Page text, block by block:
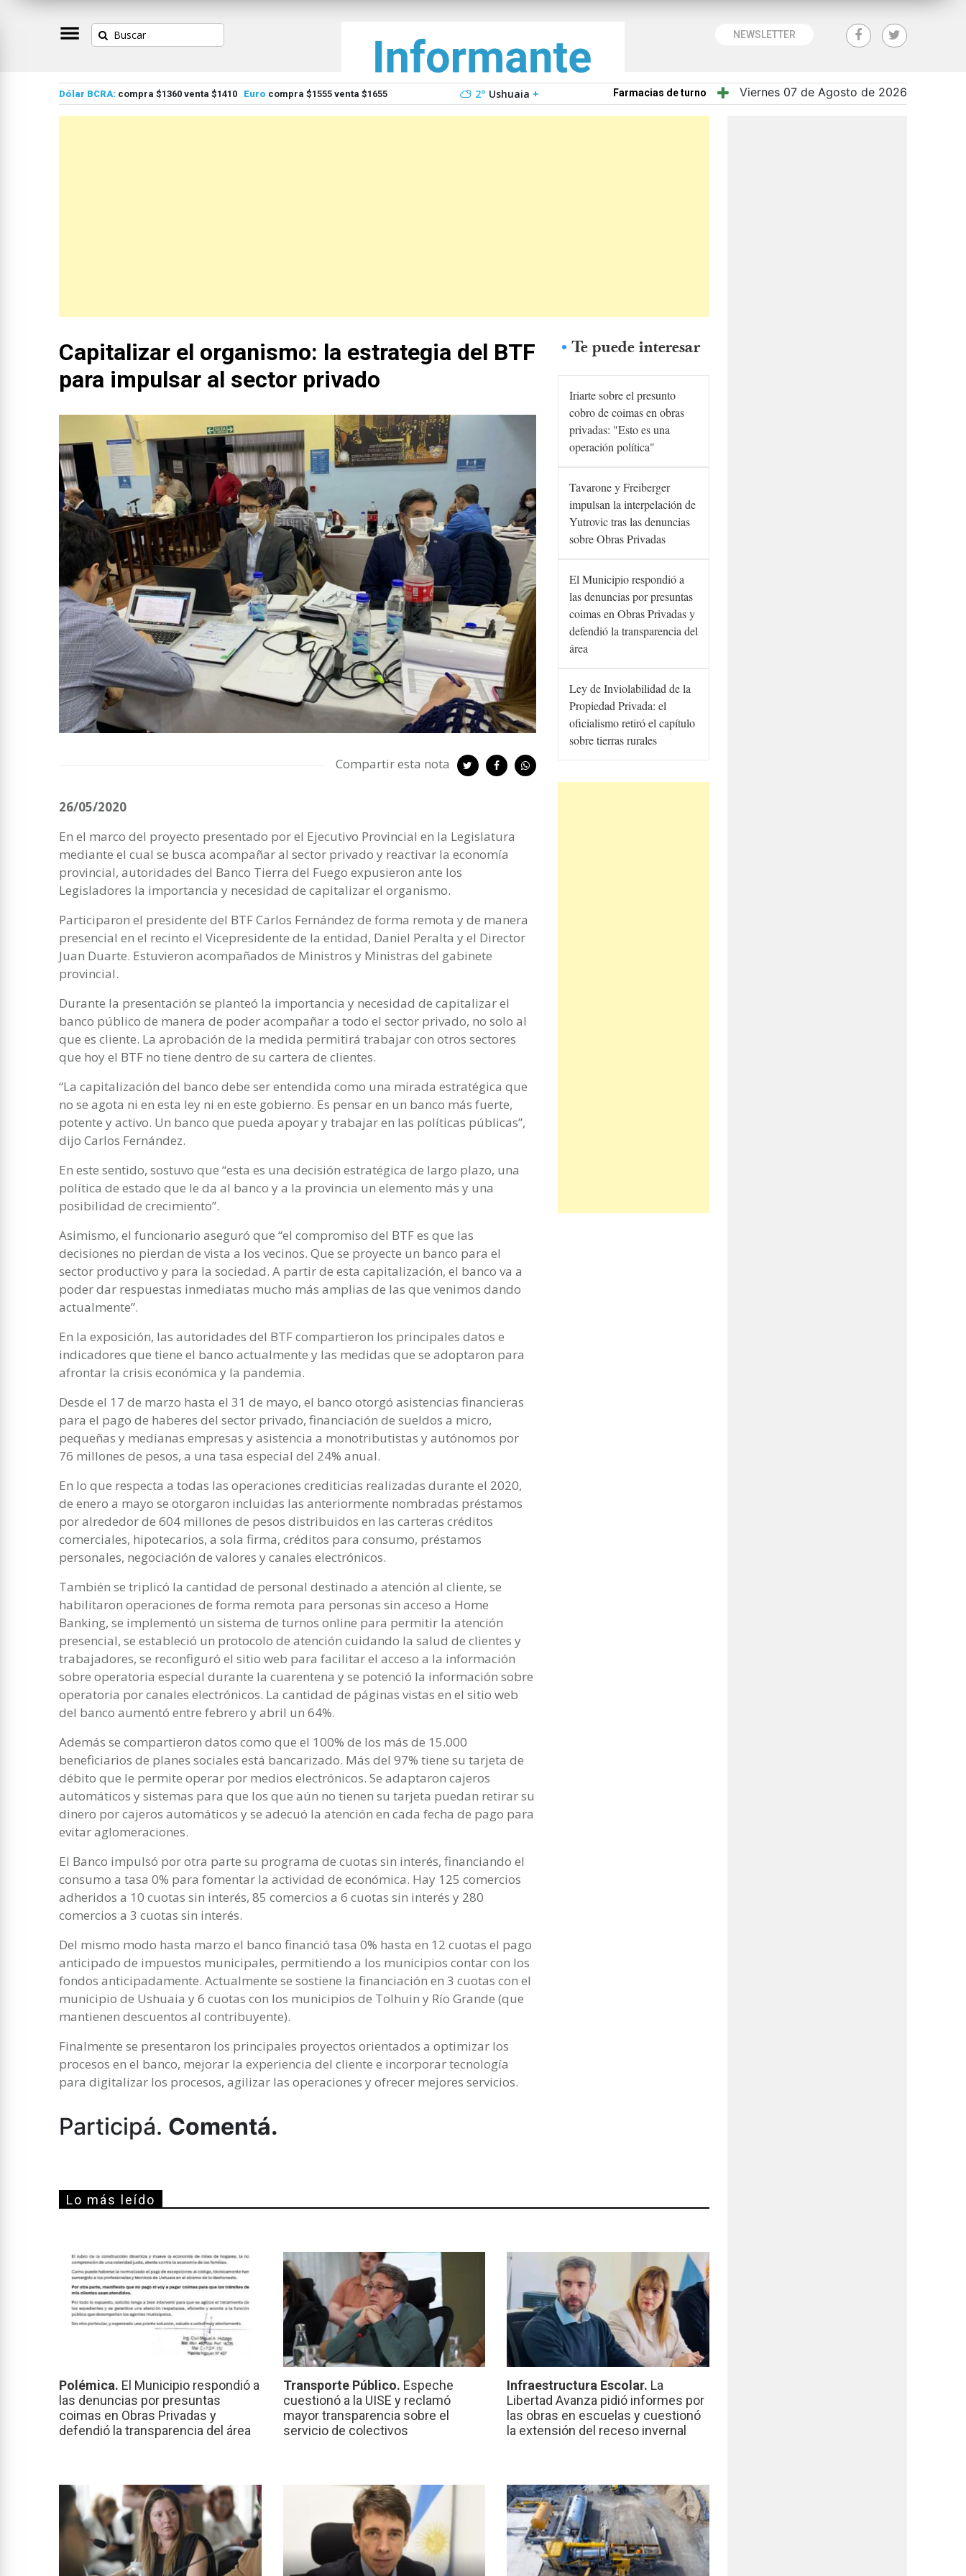
NEWSLETTER
Dólar BCRA: compra $1360 venta $1410 Euro compra $1555 venta $1655 2° Ushuaia + Farmacias de turno Viernes 07 de Agosto de 2026
Capitalizar el organismo: la estrategia del BTF
para impulsar al sector privado
Compartir esta nota
26/05/2020
En el marco del proyecto presentado por el Ejecutivo Provincial en la Legislatura
mediante el cual se busca acompañar al sector privado y reactivar la economía
provincial, autoridades del Banco Tierra del Fuego expusieron ante los
Legisladores la importancia y necesidad de capitalizar el organismo.
Participaron el presidente del BTF Carlos Fernández de forma remota y de manera
presencial en el recinto el Vicepresidente de la entidad, Daniel Peralta y el Director
Juan Duarte. Estuvieron acompañados de Ministros y Ministras del gabinete
provincial.
Durante la presentación se planteó la importancia y necesidad de capitalizar el
banco público de manera de poder acompañar a todo el sector privado, no solo al
que es cliente. La aprobación de la medida permitirá trabajar con otros sectores
que hoy el BTF no tiene dentro de su cartera de clientes.
“La capitalización del banco debe ser entendida como una mirada estratégica que
no se agota ni en esta ley ni en este gobierno. Es pensar en un banco más fuerte,
potente y activo. Un banco que pueda apoyar y trabajar en las políticas públicas”,
dijo Carlos Fernández.
En este sentido, sostuvo que “esta es una decisión estratégica de largo plazo, una
política de estado que le da al banco y a la provincia un elemento más y una
posibilidad de crecimiento”.
Asimismo, el funcionario aseguró que “el compromiso del BTF es que las
decisiones no pierdan de vista a los vecinos. Que se proyecte un banco para el
sector productivo y para la sociedad. A partir de esta capitalización, el banco va a
poder dar respuestas inmediatas mucho más amplias de las que venimos dando
actualmente”.
En la exposición, las autoridades del BTF compartieron los principales datos e
indicadores que tiene el banco actualmente y las medidas que se adoptaron para
afrontar la crisis económica y la pandemia.
Desde el 17 de marzo hasta el 31 de mayo, el banco otorgó asistencias financieras
para el pago de haberes del sector privado, financiación de sueldos a micro,
pequeñas y medianas empresas y asistencia a monotributistas y autónomos por
76 millones de pesos, a una tasa especial del 24% anual.
En lo que respecta a todas las operaciones crediticias realizadas durante el 2020,
de enero a mayo se otorgaron incluidas las anteriormente nombradas préstamos
por alrededor de 604 millones de pesos distribuidos en las carteras créditos
comerciales, hipotecarios, a sola firma, créditos para consumo, préstamos
personales, negociación de valores y canales electrónicos.
También se triplicó la cantidad de personal destinado a atención al cliente, se
habilitaron operaciones de forma remota para personas sin acceso a Home
Banking, se implementó un sistema de turnos online para permitir la atención
presencial, se estableció un protocolo de atención cuidando la salud de clientes y
trabajadores, se reconfiguró el sitio web para facilitar el acceso a la información
sobre operatoria especial durante la cuarentena y se potenció la información sobre
operatoria por canales electrónicos. La cantidad de páginas vistas en el sitio web
del banco aumentó entre febrero y abril un 64%.
Además se compartieron datos como que el 100% de los más de 15.000
beneficiarios de planes sociales está bancarizado. Más del 97% tiene su tarjeta de
débito que le permite operar por medios electrónicos. Se adaptaron cajeros
automáticos y sistemas para que los que aún no tienen su tarjeta puedan retirar su
dinero por cajeros automáticos y se adecuó la atención en cada fecha de pago para
evitar aglomeraciones.
El Banco impulsó por otra parte su programa de cuotas sin interés, financiando el
consumo a tasa 0% para fomentar la actividad de económica. Hay 125 comercios
adheridos a 10 cuotas sin interés, 85 comercios a 6 cuotas sin interés y 280
comercios a 3 cuotas sin interés.
Del mismo modo hasta marzo el banco financió tasa 0% hasta en 12 cuotas el pago
anticipado de impuestos municipales, permitiendo a los municipios contar con los
fondos anticipadamente. Actualmente se sostiene la financiación en 3 cuotas con el
municipio de Ushuaia y 6 cuotas con los municipios de Tolhuin y Río Grande (que
mantienen descuentos al contribuyente).
Finalmente se presentaron los principales proyectos orientados a optimizar los
procesos en el banco, mejorar la experiencia del cliente e incorporar tecnología
para digitalizar los procesos, agilizar las operaciones y ofrecer mejores servicios.
Te puede interesar
Iriarte sobre el presunto
cobro de coimas en obras
privadas: "Esto es una
operación política"
Tavarone y Freiberger
impulsan la interpelación de
Yutrovic tras las denuncias
sobre Obras Privadas
El Municipio respondió a
las denuncias por presuntas
coimas en Obras Privadas y
defendió la transparencia del
área
Ley de Inviolabilidad de la
Propiedad Privada: el
oficialismo retiró el capítulo
sobre tierras rurales
Participá. Comentá.
Lo más leído
Polémica. El Municipio respondió a
las denuncias por presuntas
coimas en Obras Privadas y
defendió la transparencia del área
Transporte Público. Espeche
cuestionó a la UISE y reclamó
mayor transparencia sobre el
servicio de colectivos
Infraestructura Escolar. La
Libertad Avanza pidió informes por
las obras en escuelas y cuestionó
la extensión del receso invernal